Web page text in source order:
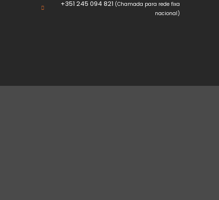
+351 245 094 821 (Chamada para rede fixa
nacional)